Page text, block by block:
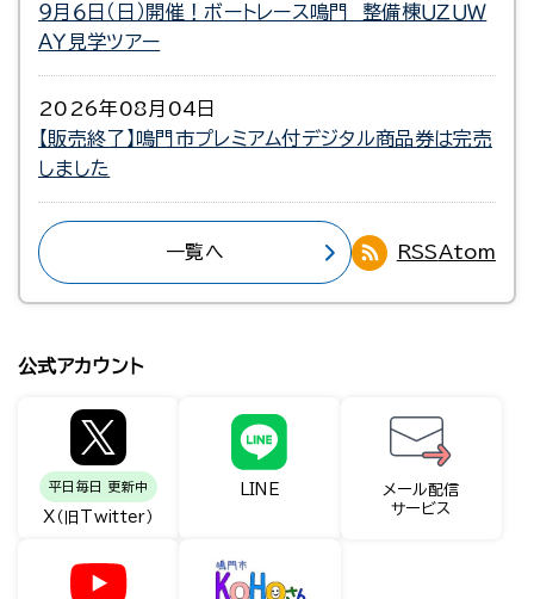
９月６日（日）開催！ボートレース鳴門 整備棟ＵＺＵＷ
ＡＹ見学ツアー
2026年08月04日
【販売終了】鳴門市プレミアム付デジタル商品券は完売
しました
RSSAtom
一覧へ
公式アカウント
平日毎日 更新中
X（旧Twitter）
LINE
メール配信
サービス